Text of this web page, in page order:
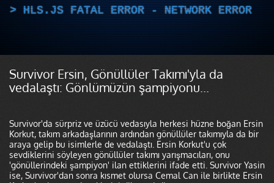
HLS.JS FATAL ERROR - NETWORK ERROR
Survivor Ersin, Gönüllüler Takımı'yla da
vedalaştı: Gönlümüzün şampiyonu...
Survivor'da sürpriz ve üzücü vedasıyla herkesi hüzne boğan Ersin
Korkut, takım arkadaşlarının ardından gönüllüler takımıyla da bir
araya gelip bu isimlerle de vedalaştı. Ersin Korkut'u çok
sevdiklerini söyleyen gönüllüler takımı yarışmacıları, onu
'gönüllerindeki şampiyon' ilan ettiklerini ifade etti. Survivor Yasin
ise, Survivor'dan sonra kısmet olursa Cemal Can ile birlikte Ersin